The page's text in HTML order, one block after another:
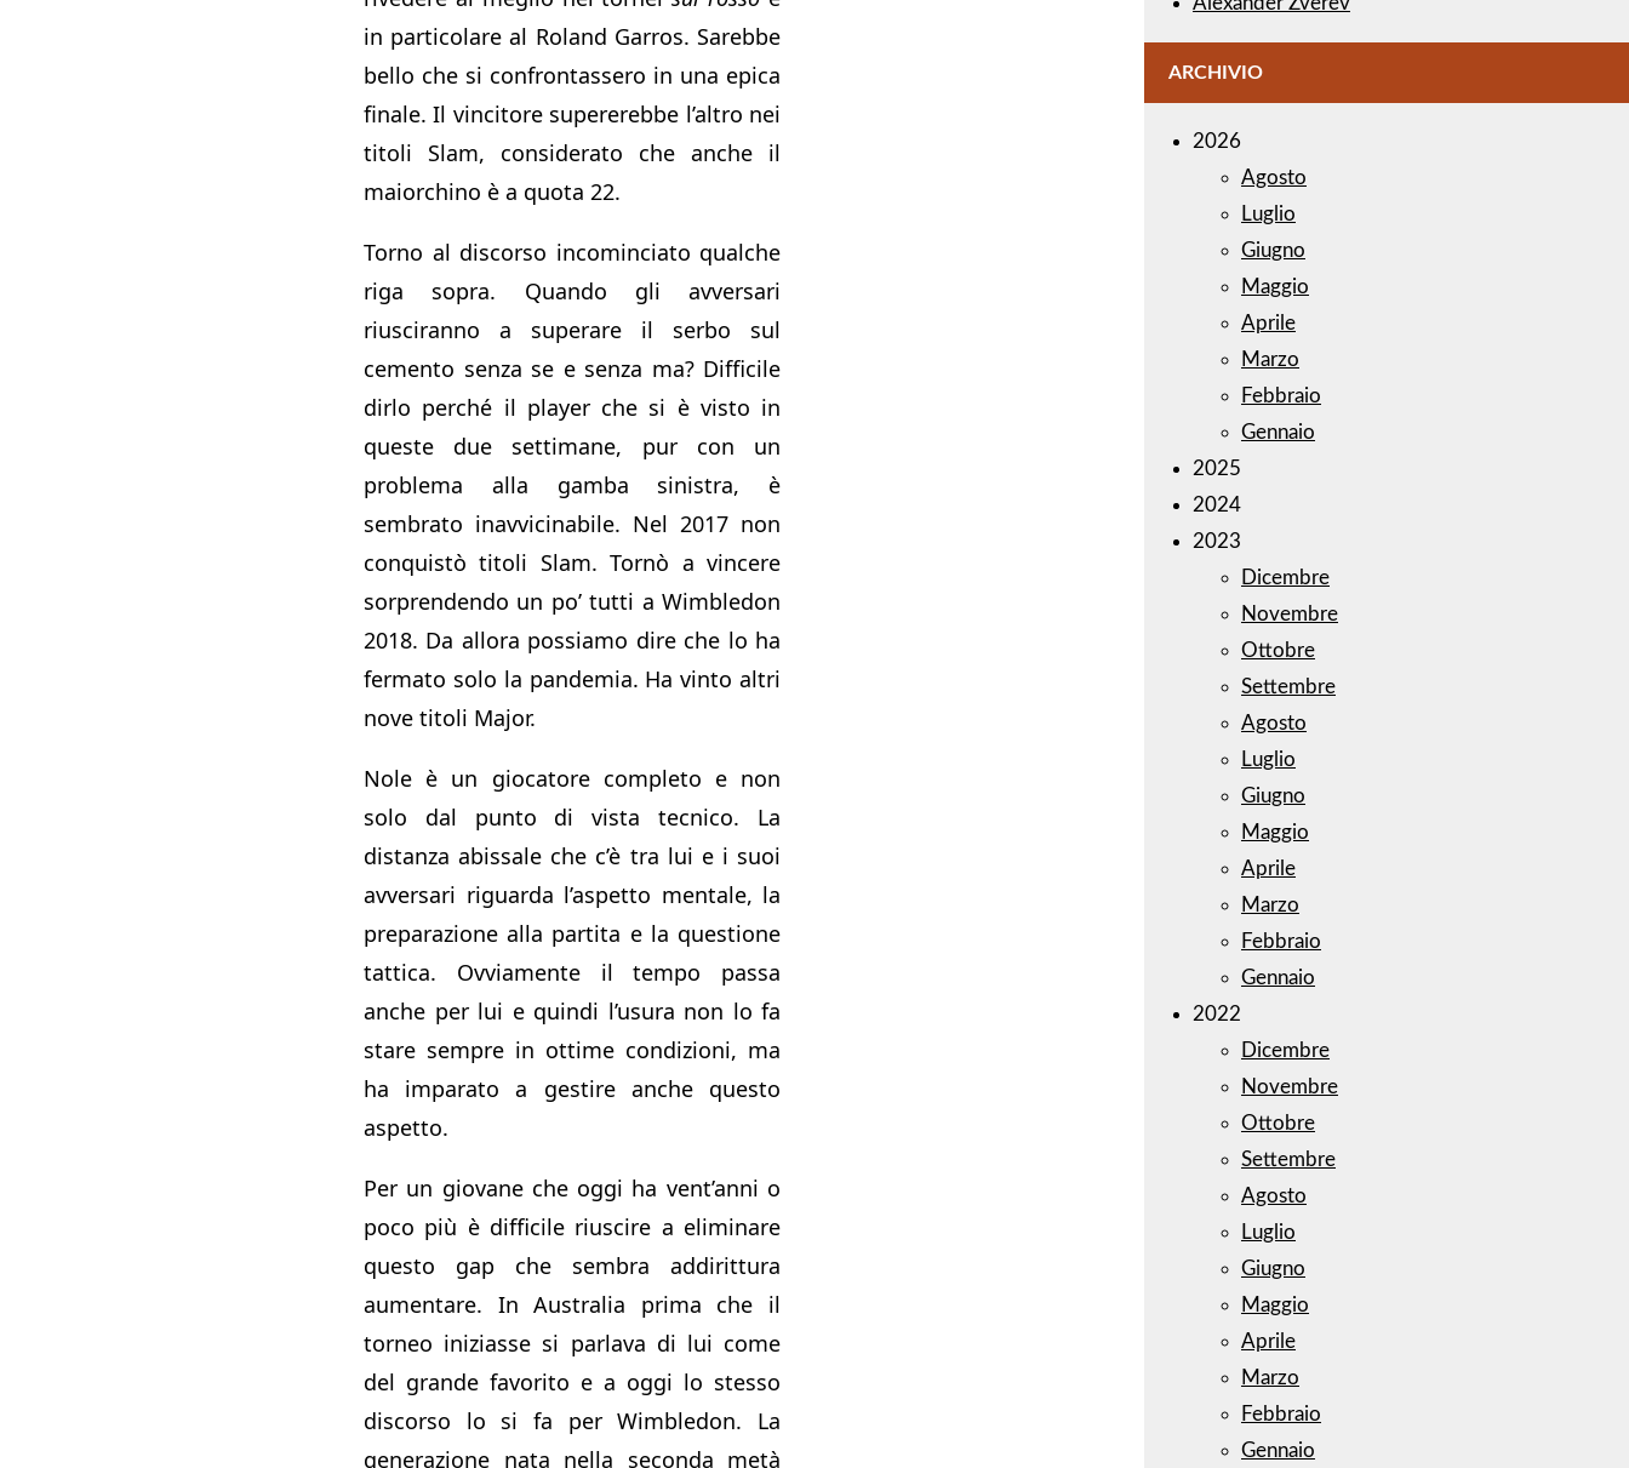
in particolare al Roland Garros. Sarebbe
bello che si confrontassero in una epica
finale. Il vincitore supererebbe l’altro nei
titoli Slam, considerato che anche il
maiorchino è a quota 22.
Torno al discorso incominciato qualche
riga sopra. Quando gli avversari
riusciranno a superare il serbo sul
cemento senza se e senza ma? Difficile
dirlo perché il player che si è visto in
queste due settimane, pur con un
problema alla gamba sinistra, è
sembrato inavvicinabile. Nel 2017 non
conquistò titoli Slam. Tornò a vincere
sorprendendo un po’ tutti a Wimbledon
2018. Da allora possiamo dire che lo ha
fermato solo la pandemia. Ha vinto altri
nove titoli Major.
Nole è un giocatore completo e non
solo dal punto di vista tecnico. La
distanza abissale che c’è tra lui e i suoi
avversari riguarda l’aspetto mentale, la
preparazione alla partita e la questione
tattica. Ovviamente il tempo passa
anche per lui e quindi l’usura non lo fa
stare sempre in ottime condizioni, ma
ha imparato a gestire anche questo
aspetto.
Per un giovane che oggi ha vent’anni o
poco più è difficile riuscire a eliminare
questo gap che sembra addirittura
aumentare. In Australia prima che il
torneo iniziasse si parlava di lui come
del grande favorito e a oggi lo stesso
discorso lo si fa per Wimbledon. La
generazione nata nella seconda metà
ARCHIVIO
2026
Agosto
Luglio
Giugno
Maggio
Aprile
Marzo
Febbraio
Gennaio
2025
2024
2023
Dicembre
Novembre
Ottobre
Settembre
Agosto
Luglio
Giugno
Maggio
Aprile
Marzo
Febbraio
Gennaio
2022
Dicembre
Novembre
Ottobre
Settembre
Agosto
Luglio
Giugno
Maggio
Aprile
Marzo
Febbraio
Gennaio